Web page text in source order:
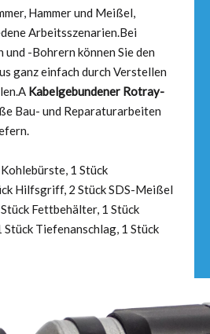
Hammer und Meißel,
Arbeitsszenarien.Bei
-Bohrern können Sie den
ganz einfach durch Verstellen
Kabelgebundener Rotray-
Bau- und Reparaturarbeiten
1 Stück
Hilfsgriff, 2 Stück SDS-Meißel
Fettbehälter, 1 Stück
Stück Tiefenanschlag, 1 Stück